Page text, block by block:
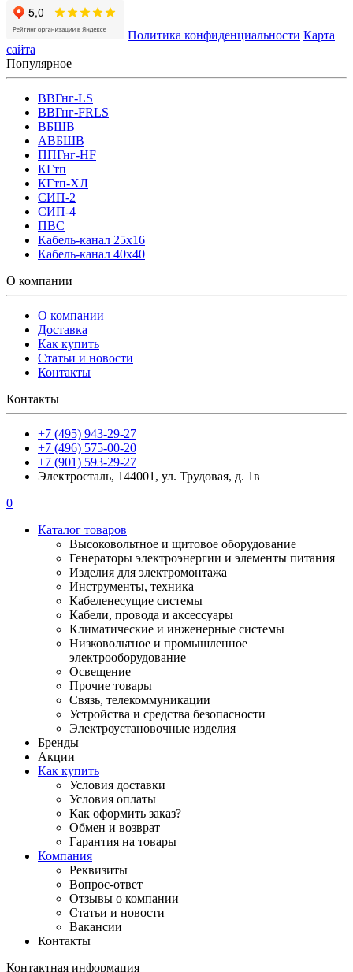
Политика конфиденциальности Карта
сайта
Популярное
ВВГнг-LS
ВВГнг-FRLS
ВБШВ
АВБШВ
ППГнг-HF
КГтп
КГтп-ХЛ
СИП-2
СИП-4
ПВС
Кабель-канал 25х16
Кабель-канал 40х40
О компании
О компании
Доставка
Как купить
Статьи и новости
Контакты
Контакты
+7 (495) 943-29-27
+7 (496) 575-00-20
+7 (901) 593-29-27
Электросталь, 144001, ул. Трудовая, д. 1в
0
Каталог товаров
Высоковольтное и щитовое оборудование
Генераторы электроэнергии и элементы питания
Изделия для электромонтажа
Инструменты, техника
Кабеленесущие системы
Кабели, провода и аксессуары
Климатические и инженерные системы
Низковольтное и промышленное
электрооборудование
Освещение
Прочие товары
Связь, телекоммуникации
Устройства и средства безопасности
Электроустановочные изделия
Бренды
Акции
Как купить
Условия доставки
Условия оплаты
Как оформить заказ?
Обмен и возврат
Гарантия на товары
Компания
Реквизиты
Вопрос-ответ
Отзывы о компании
Статьи и новости
Вакансии
Контакты
Контактная информация